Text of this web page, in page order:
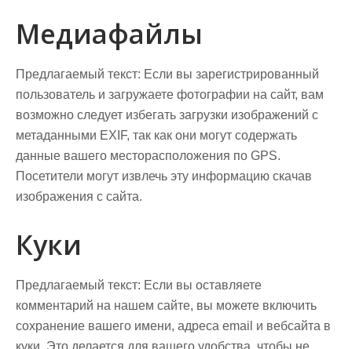
Медиафайлы
Предлагаемый текст: Если вы зарегистрированный
пользователь и загружаете фотографии на сайт, вам
возможно следует избегать загрузки изображений с
метаданными EXIF, так как они могут содержать
данные вашего месторасположения по GPS.
Посетители могут извлечь эту информацию скачав
изображения с сайта.
Куки
Предлагаемый текст: Если вы оставляете
комментарий на нашем сайте, вы можете включить
сохранение вашего имени, адреса email и вебсайта в
куки. Это делается для вашего удобства, чтобы не